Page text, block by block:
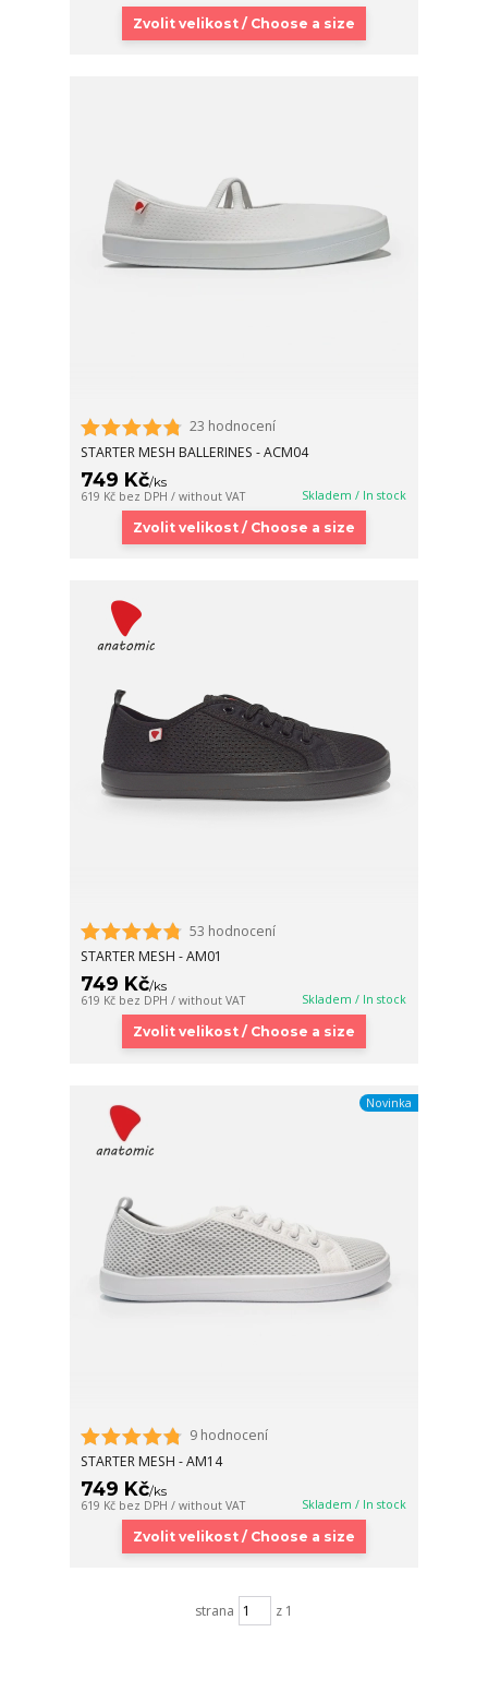
Zvolit velikost / Choose a size
23 hodnocení
STARTER MESH BALLERINES - ACM04
749 Kč/ks
619 Kč bez DPH / without VAT Skladem / In stock
Zvolit velikost / Choose a size
53 hodnocení
STARTER MESH - AM01
749 Kč/ks
619 Kč bez DPH / without VAT Skladem / In stock
Zvolit velikost / Choose a size
Novinka
9 hodnocení
STARTER MESH - AM14
749 Kč/ks
619 Kč bez DPH / without VAT Skladem / In stock
Zvolit velikost / Choose a size
strana z 1